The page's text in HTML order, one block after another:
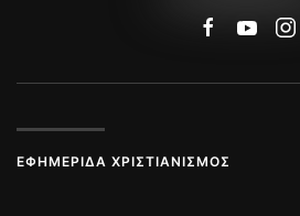
ΕΦΗΜΕΡΊΔΑ ΧΡΙΣΤΙΑΝΙΣΜΌΣ